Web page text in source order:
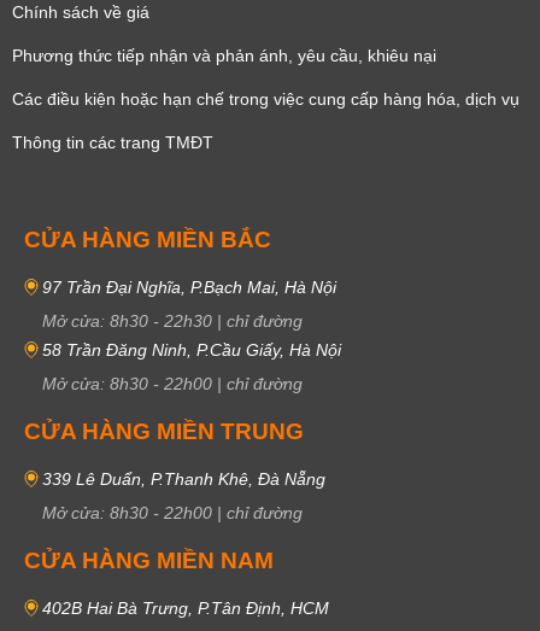
Chính sách về giá
Phương thức tiếp nhận và phản ánh, yêu cầu, khiêu nại
Các điều kiện hoặc hạn chế trong việc cung cấp hàng hóa, dịch vụ
Thông tin các trang TMĐT
CỬA HÀNG MIỀN BẮC
97 Trần Đại Nghĩa, P.Bạch Mai, Hà Nội
Mở cửa: 8h30 - 22h30 | chỉ đường
58 Trần Đăng Ninh, P.Cầu Giấy, Hà Nội
Mở cửa: 8h30 - 22h00 | chỉ đường
CỬA HÀNG MIỀN TRUNG
339 Lê Duẩn, P.Thanh Khê, Đà Nẵng
Mở cửa: 8h30 - 22h00 | chỉ đường
CỬA HÀNG MIỀN NAM
402B Hai Bà Trưng, P.Tân Định, HCM